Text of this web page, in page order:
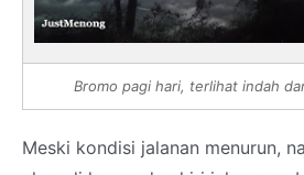
Bromo pagi hari, terlihat indah
Meski kondisi jalanan menurun,